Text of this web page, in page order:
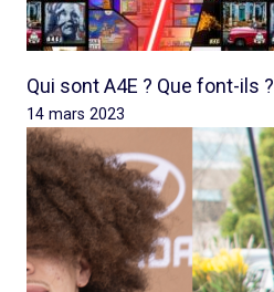
Qui sont A4E ? Que font-ils ?
14 mars 2023